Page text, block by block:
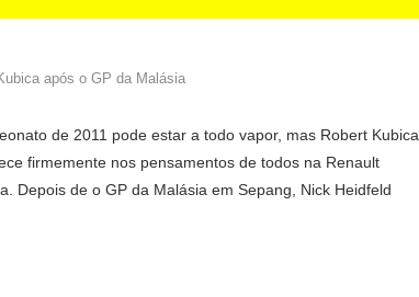
após o GP da Malásia
de 2011 pode estar a todo vapor, mas Robert Kubica
firmemente nos pensamentos de todos na Renault
Depois de o GP da Malásia em Sepang, Nick Heidfeld